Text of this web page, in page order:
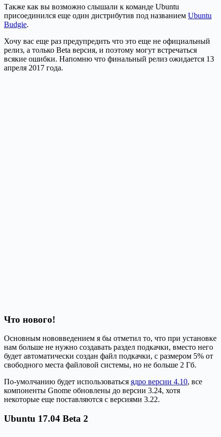
Также как вы возможно слышали к команде Ubuntu
присоединился еще один дистрибутив под названием Ubuntu
Budgie.
Хочу вас еще раз предупредить что это еще не официальный
релиз, а только Beta версия, и поэтому могут встречаться
всякие ошибки. Напомню что финальный релиз ожидается 13
апреля 2017 года.
Что нового!
Основным нововведением я бы отметил то, что при установке
нам больше не нужно создавать раздел подкачки, вместо него
будет автоматически создан файл подкачки, с размером 5% от
свободного места файловой системы, но не больше 2 Гб.
По-умолчанию будет использоваться ядро версии 4.10, все
компоненты Gnome обновлены до версии 3.24, хотя
некоторые еще поставляются с версиями 3.22.
Ubuntu 17.04 Beta 2